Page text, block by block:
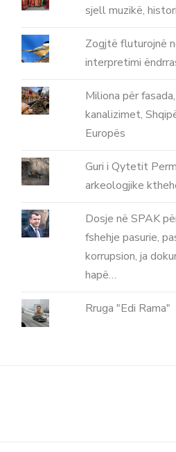
sjell muzikë,
Zogjtë fluturojnë
interpretimi
Miliona për
kanalizimet,
Europës
Guri i Qytetit
arkeologjike
Dosje në SPAK
fshehje pasurie,
korrupsion, ja
hapë…
Rruga "Edi Rama"